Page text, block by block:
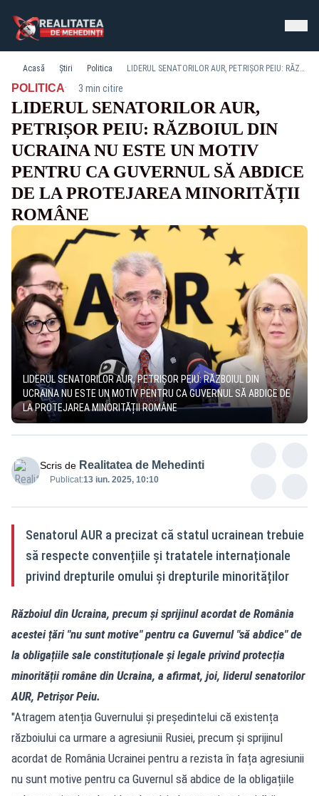
Acasă Știri Politica LIDERUL SENATORILOR AUR, PETRIȘOR PEIU: RĂZBOIUL DIN UCRAINA NU ESTE UN MOTIV PENTRU CA GUVERNUL SĂ ABDICE DE LA PROTEJAREA MINORITĂȚII ROMÂNE
POLITICA· 3 min citire
LIDERUL SENATORILOR AUR,
PETRIȘOR PEIU: RĂZBOIUL DIN
UCRAINA NU ESTE UN MOTIV
PENTRU CA GUVERNUL SĂ ABDICE
DE LA PROTEJAREA MINORITĂȚII
ROMÂNE
LIDERUL SENATORILOR AUR, PETRIȘOR PEIU: RĂZBOIUL DIN
UCRAINA NU ESTE UN MOTIV PENTRU CA GUVERNUL SĂ ABDICE DE
LA PROTEJAREA MINORITĂȚII ROMÂNE
Scris de Realitatea de Mehedinti
Publicat:13 iun. 2025, 10:10
Senatorul AUR a precizat că statul ucrainean trebuie
să respecte convențiile și tratatele internaționale
privind drepturile omului și drepturile minorităților
Războiul din Ucraina, precum și sprijinul acordat de România
acestei țări "nu sunt motive" pentru ca Guvernul "să abdice" de
la obligațiile sale constituționale și legale privind protecția
minorității române din Ucraina, a afirmat, joi, liderul senatorilor
AUR, Petrișor Peiu.
"Atragem atenția Guvernului și președintelui că existența
războiului ca urmare a agresiunii Rusiei, precum și sprijinul
acordat de România Ucrainei pentru a rezista în fața agresiunii
nu sunt motive pentru ca Guvernul să abdice de la obligațiile